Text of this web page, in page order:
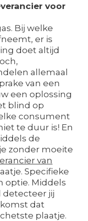
voor
Bij welke
er is
doet altijd
allemaal
van een
een oplossing
blind op
consument
te duur is! En
de
zonder moeite
van
Specifieke
optie. Middels
detecteer jij
dat
plaatje.